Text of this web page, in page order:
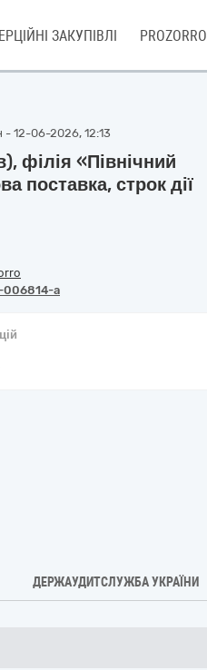
ЗАКУПІВЛІ
- 12-06-2026, 12:13
філія «Північний
поставка, строк дії
006814-a
ДЕРЖАУДИТСЛУЖБА УКРАЇНИ